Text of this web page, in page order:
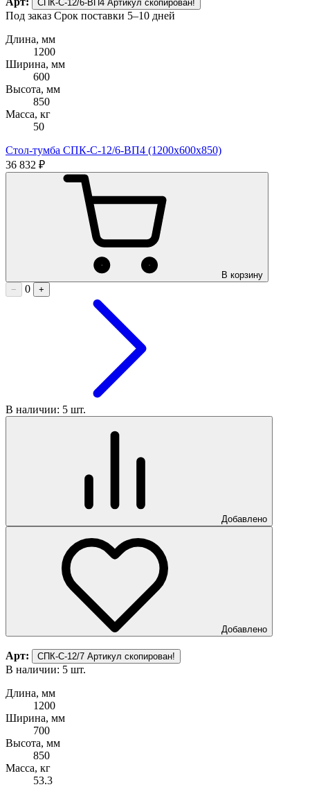
СПК-С-12/6-ВП4 Артикул скопирован!
Под заказ Срок поставки 5–10 дней
Длина, мм
1200
Ширина, мм
600
Высота, мм
850
Масса, кг
50
Стол-тумба СПК-С-12/6-ВП4 (1200х600х850)
36 832 ₽
В корзину
−
0 +
В наличии: 5 шт.
Добавлено
Добавлено
Арт: СПК-С-12/7 Артикул скопирован!
В наличии: 5 шт.
Длина, мм
1200
Ширина, мм
700
Высота, мм
850
Масса, кг
53.3